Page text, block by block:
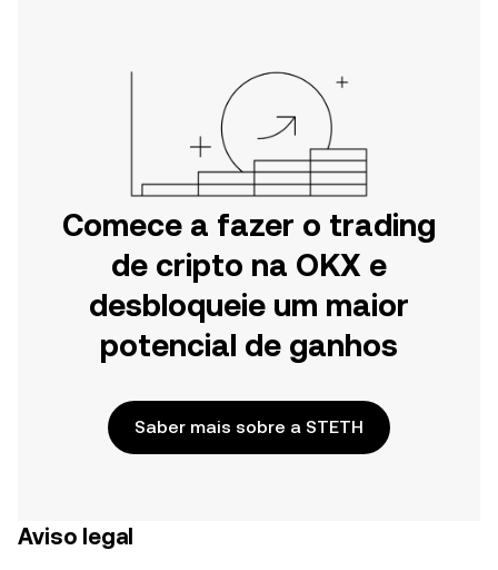
Comece a fazer o trading
de cripto na OKX e
desbloqueie um maior
potencial de ganhos
Saber mais sobre a STETH
Aviso legal